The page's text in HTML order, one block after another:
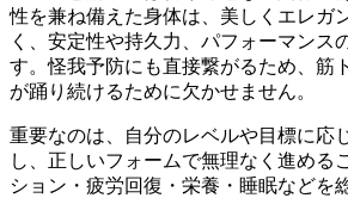
性を兼ね備えた身体は、美しくエレガ
く、安定性や持久力、パフォーマンス
す。怪我予防にも直接繋がるため、筋
が踊り続けるために欠かせません。
重要なのは、自分のレベルや目標に応
し、正しいフォームで無理なく進める
ション・疲労回復・栄養・睡眠などを